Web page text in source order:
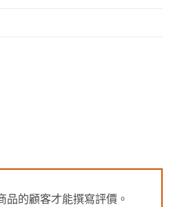
品的顧客才能撰寫評價。